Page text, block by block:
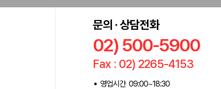
문의 · 상담전화
02) 500-5900
Fax : 02) 2265-4153
영업시간 09:00~18:30